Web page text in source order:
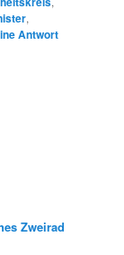
,
Antwort
Zweirad